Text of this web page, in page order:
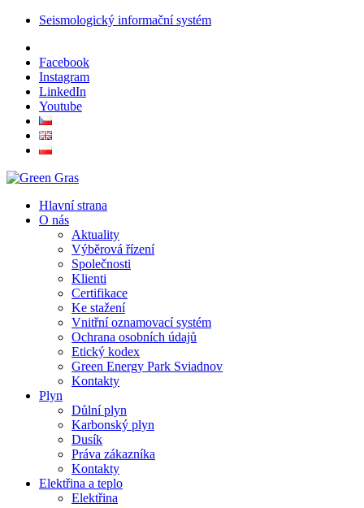
Seismologický informační systém
Facebook
Instagram
LinkedIn
Youtube
Hlavní strana
O nás
Aktuality
Výběrová řízení
Společnosti
Klienti
Certifikace
Ke stažení
Vnitřní oznamovací systém
Ochrana osobních údajů
Etický kodex
Green Energy Park Sviadnov
Kontakty
Plyn
Důlní plyn
Karbonský plyn
Dusík
Práva zákazníka
Kontakty
Elektřina a teplo
Elektřina